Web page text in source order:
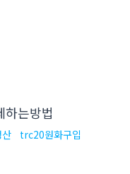
하는방법
trc20원화구입